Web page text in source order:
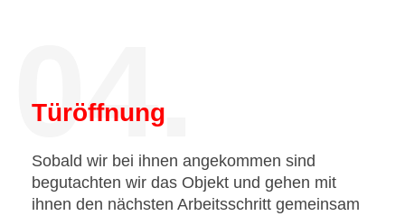
04.
Türöffnung
Sobald wir bei ihnen angekommen sind
begutachten wir das Objekt und gehen mit
ihnen den nächsten Arbeitsschritt gemeinsam